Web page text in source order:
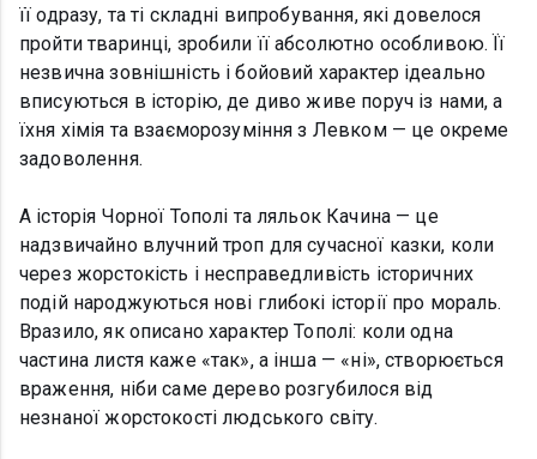
її одразу, та ті складні випробування, які довелося
пройти тваринці, зробили її абсолютно особливою. Її
незвична зовнішність і бойовий характер ідеально
вписуються в історію, де диво живе поруч із нами, а
їхня хімія та взаєморозуміння з Левком — це окреме
задоволення.
А історія Чорної Тополі та ляльок Качина — це
надзвичайно влучний троп для сучасної казки, коли
через жорстокість і несправедливість історичних
подій народжуються нові глибокі історії про мораль.
Вразило, як описано характер Тополі: коли одна
частина листя каже «так», а інша — «ні», створюється
враження, ніби саме дерево розгубилося від
незнаної жорстокості людського світу.